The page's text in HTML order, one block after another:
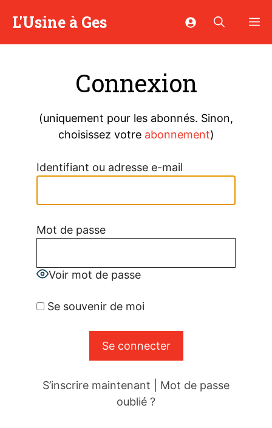
L'Usine à Ges
Connexion
(uniquement pour les abonnés. Sinon,
choisissez votre abonnement)
Identifiant ou adresse e-mail
Mot de passe
Voir mot de passe
Se souvenir de moi
S’inscrire maintenant
Mot de passe
oublié ?